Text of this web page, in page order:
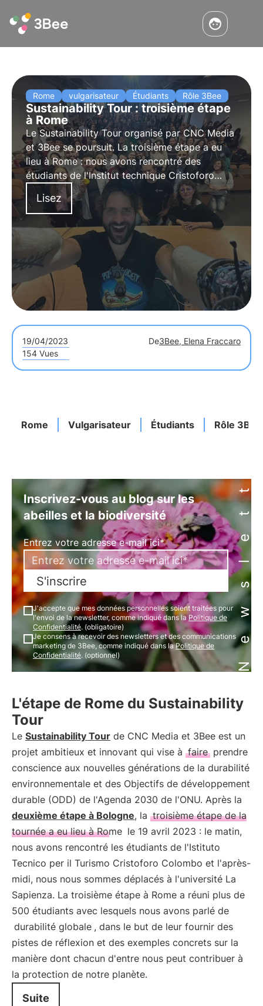
Rome vulgarisateur Étudiants Rôle 3Bee
Sustainability Tour : troisième étape
à Rome
LeSustainability Tourorganisé par CNC Media
et 3Bee se poursuit. Latroisième étapea eu
lieu àRome: nous avons rencontré des
étudiants de l'Institut technique Cristoforo
Colombo et de l'Université La Sapienza pour
faire de lasensibilisation
sur la biodiversité,
l'Agenda 2030 et les Objectifs de
développement durable.
Lisez
19/04/2023 De3Bee, Elena Fraccaro
154 Vues
Rome Vulgarisateur Étudiants Rôle 3Bee
Newsletter
Inscrivez-vous au blog sur les
abeilles et la biodiversité
Entrez votre adresse e-mail ici*
S'inscrire
J'accepte que mes données personnelles soient traitées pour
l'envoi de la newsletter, comme indiqué dans laPolitique de
Confidentialité. (obligatoire)
Je consens à recevoir des newsletters et des communications
marketing de 3Bee, comme indiqué dans laPolitique de
Confidentialité. (optionnel)
L'étape de Rome du Sustainability
Tour
Le Sustainability Tour de CNC Media et 3Bee est un
projet ambitieux et innovant qui vise à faire prendre
conscience aux nouvelles générations de la durabilité
environnementale et des Objectifs de développement
durable (ODD) de l'Agenda 2030 de l'ONU. Après la
deuxième étape à Bologne, la troisième étape de la
tournée a eu lieu à Rome le 19 avril 2023 : le matin,
nous avons rencontré les étudiants de l'Istituto
Tecnico per il Turismo Cristoforo Colombo et l'après-
midi, nous nous sommes déplacés à l'université La
Sapienza. La troisième étape à Rome a réuni plus de
500 étudiants avec lesquels nous avons parlé de
durabilité globale , dans le but de leur fournir des
pistes de réflexion et des exemples concrets sur la
manière dont chacun d'entre nous peut contribuer à
la protection de notre planète.
Suite